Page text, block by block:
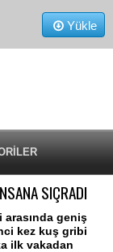
Yükle
SIÇRADI
arasında geniş
kez kuş gribi
ilk vakadan